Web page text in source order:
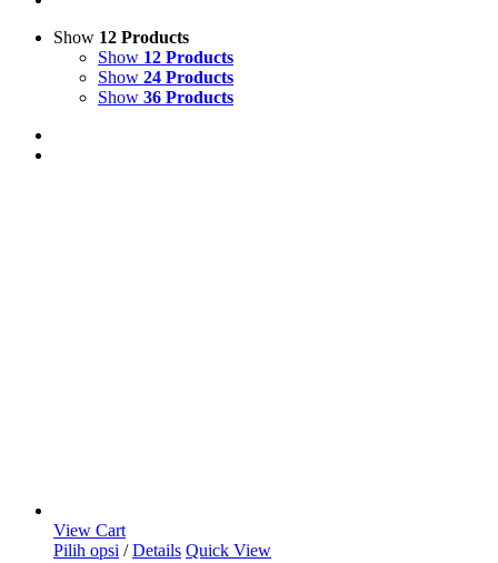
Show 12 Products
Show 12 Products
Show 24 Products
Show 36 Products
View Cart
Pilih opsi Produk
/ Details Quick View